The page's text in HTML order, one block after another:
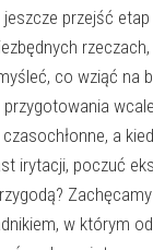
przejść
co wziąć na
a
irytacji, poczuć
w którym